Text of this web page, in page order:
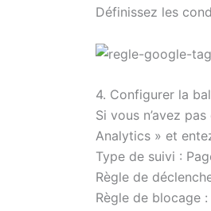
Définissez les
4. Configurer la
Si vous n’avez
Analytics » et
Type de suivi :
Règle de
Règle de blocage